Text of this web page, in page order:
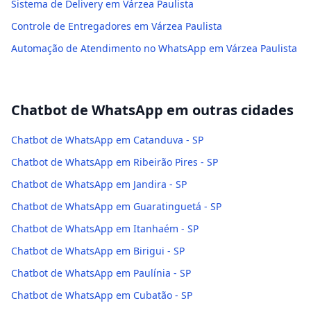
Sistema de Delivery em Várzea Paulista
Controle de Entregadores em Várzea Paulista
Automação de Atendimento no WhatsApp em Várzea Paulista
Chatbot de WhatsApp em outras cidades
Chatbot de WhatsApp em Catanduva - SP
Chatbot de WhatsApp em Ribeirão Pires - SP
Chatbot de WhatsApp em Jandira - SP
Chatbot de WhatsApp em Guaratinguetá - SP
Chatbot de WhatsApp em Itanhaém - SP
Chatbot de WhatsApp em Birigui - SP
Chatbot de WhatsApp em Paulínia - SP
Chatbot de WhatsApp em Cubatão - SP